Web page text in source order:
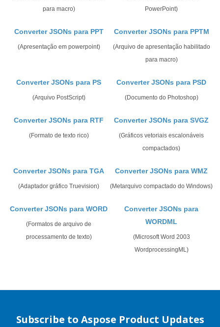
para macro)
PowerPoint)
Converter JSONs para PPT
(Apresentação em powerpoint)
Converter JSONs para PPTM
(Arquivo de apresentação habilitado
para macro)
Converter JSONs para PS
(Arquivo PostScript)
Converter JSONs para PSD
(Documento do Photoshop)
Converter JSONs para RTF
(Formato de texto rico)
Converter JSONs para SVGZ
(Gráficos vetoriais escalonáveis
compactados)
Converter JSONs para TGA
(Adaptador gráfico Truevision)
Converter JSONs para WMZ
(Metarquivo compactado do Windows)
Converter JSONs para WORD
(Formatos de arquivo de
processamento de texto)
Converter JSONs para
WORDML
(Microsoft Word 2003
WordprocessingML)
Subscribe to Aspose Product Updates